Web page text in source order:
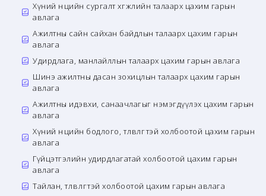
Хүний нөөцийн сургалт хөгжлийн талаарх цахим гарын
авлага
Ажилтны сайн сайхан байдлын талаарх цахим гарын
авлага
Удирдлага, манлайллын талаарх цахим гарын авлага
Шинэ ажилтны дасан зохицлын талаарх цахим гарын
авлага
Ажилтны идэвхи, санаачлагыг нэмэгдүүлэх цахим гарын
авлага
Хүний нөөцийн бодлого, төлөвлөгөөтэй холбоотой цахим гарын
авлага
Гүйцэтгэлийн удирдлагатай холбоотой цахим гарын
авлага
Тайлан, төлөвлөгөөтэй холбоотой цахим гарын авлага